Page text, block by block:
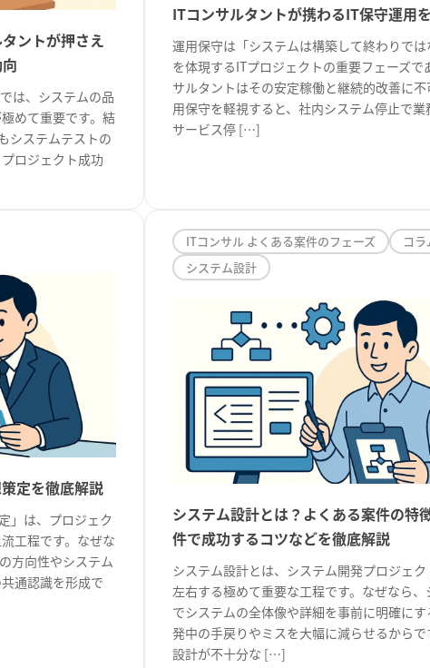
ントが押さえ
は、システムの品
めて重要です。結
システムテストの
ロジェクト成功
ITコンサルタントが携わるIT保守運用
運用保守は「システムは構築して終わりでは
を体現するITプロジェクトの重要フェーズで
サルタントはその安定稼働と継続的改善に
用保守を軽視すると、社内システム停止で業
サービス停 […]
定を徹底解説
」は、プロジェク
工程です。なぜな
方向性やシステム
通認識を形成で
ITコンサル よくある案件のフェーズ
コラ
システム設計
システム設計とは？よくある案件の特
件で成功するコツなどを徹底解説
システム設計とは、システム開発プロジェク
左右する極めて重要な工程です。なぜなら
でシステムの全体像や詳細を事前に明確にす
発中の手戻りやミスを大幅に減らせるからで
設計が不十分な […]